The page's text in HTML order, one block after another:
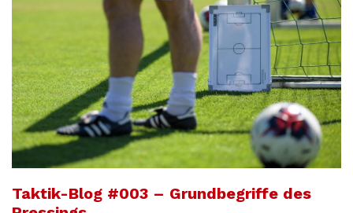
Taktik-Blog #003 – Grundbegriffe des